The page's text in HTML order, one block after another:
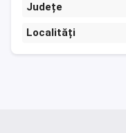
Județe
Localități